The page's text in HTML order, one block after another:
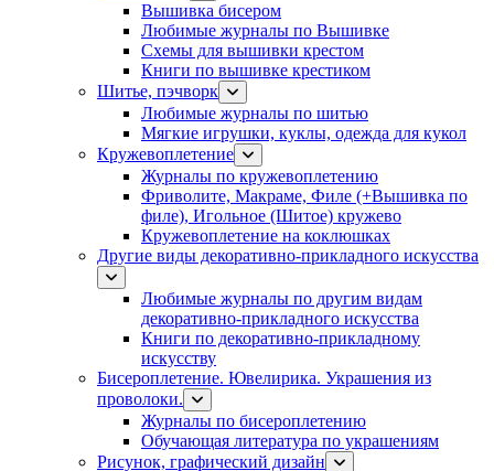
Вышивка бисером
Любимые журналы по Вышивке
Схемы для вышивки крестом
Книги по вышивке крестиком
Шитье, пэчворк
Любимые журналы по шитью
Мягкие игрушки, куклы, одежда для кукол
Кружевоплетение
Журналы по кружевоплетению
Фриволите, Макраме, Филе (+Вышивка по
филе), Игольное (Шитое) кружево
Кружевоплетение на коклюшках
Другие виды декоративно-прикладного искусства
Любимые журналы по другим видам
декоративно-прикладного искусства
Книги по декоративно-прикладному
искусству
Бисероплетение. Ювелирика. Украшения из
проволоки.
Журналы по бисероплетению
Обучающая литература по украшениям
Рисунок, графический дизайн